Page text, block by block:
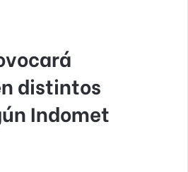
distintos
Indomet